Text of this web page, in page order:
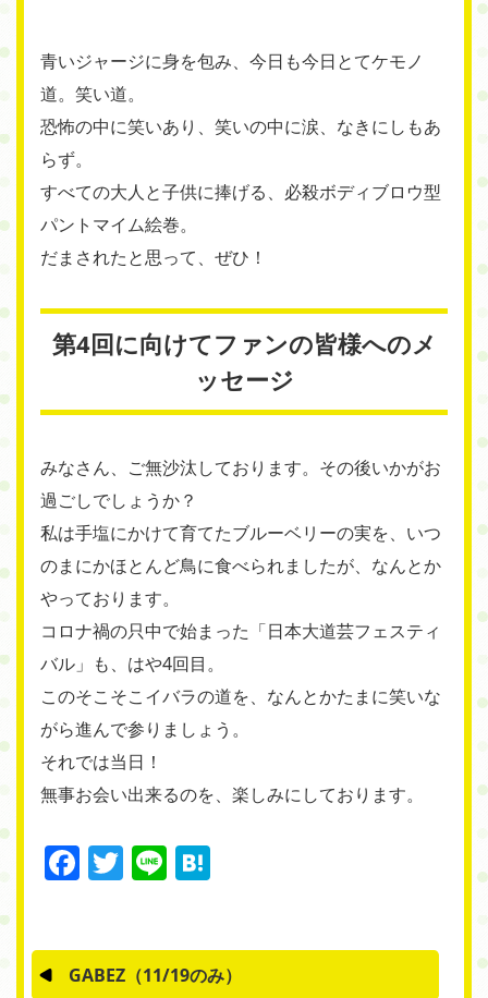
青いジャージに身を包み、今日も今日とてケモノ
道。笑い道。
恐怖の中に笑いあり、笑いの中に涙、なきにしもあ
らず。
すべての大人と子供に捧げる、必殺ボディブロウ型
パントマイム絵巻。
だまされたと思って、ぜひ！
第4回に向けてファンの皆様へのメ
ッセージ
みなさん、ご無沙汰しております。その後いかがお
過ごしでしょうか？
私は手塩にかけて育てたブルーベリーの実を、いつ
のまにかほとんど鳥に食べられましたが、なんとか
やっております。
コロナ禍の只中で始まった「日本大道芸フェスティ
バル」も、はや4回目。
このそこそこイバラの道を、なんとかたまに笑いな
がら進んで参りましょう。
それでは当日！
無事お会い出来るのを、楽しみにしております。
Facebook
Twitter
Line
GABEZ（11/19のみ）